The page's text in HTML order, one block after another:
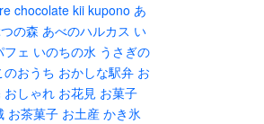
chocolate kii kupono あ
の森 あべのハルカス い
フェ いのちの水 うさぎの
のおうち おかしな駅弁 お
おしゃれ お花見 お菓子
お茶菓子 お土産 かき氷